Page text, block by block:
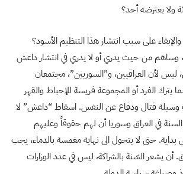
ولا يعترضه أحد؟
على سبب انتشار هذا التنظيم الأسود؟
وساهم من حيث يدري أو لا يدري في انتشار داعش
ليس لأن العراقيين، و”السوريين”، مجتمعان
يترك الفرد أو المجموعة فريسة للإحباط والقهر
وسيلة قتال ودفاع عن النفس. اسقاط “داعش” لا
في العراق وسوريا أن لهم حقوقاً وعليهم
حتى لا يتحول الى نهاية مغمسة بالدماء، يجب
أن يشعر السّنة بالشراكة، ليس في عدد الوزارات